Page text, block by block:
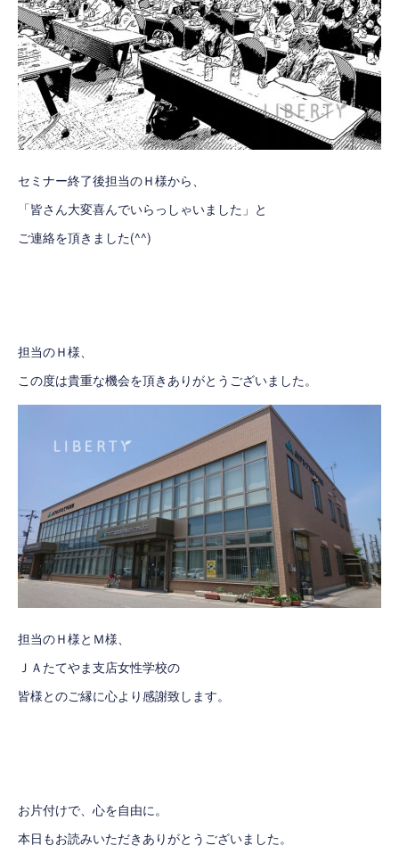
セミナー終了後担当のＨ様から、
「皆さん大変喜んでいらっしゃいました」と
ご連絡を頂きました(^^)
担当のＨ様、
この度は貴重な機会を頂きありがとうございました。
担当のＨ様とＭ様、
ＪＡたてやま支店女性学校の
皆様とのご縁に心より感謝致します。
お片付けで、心を自由に。
本日もお読みいただきありがとうございました。